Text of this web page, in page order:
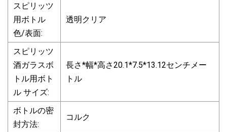
スピリッツ
用ボトル
色/表面:
透明クリア
スピリッツ
酒ガラスボ
トル用ボト
ル サイズ:
長さ*幅*高さ20.1*7.5*13.12センチメー
トル
ボトルの密
封方法:
コルク